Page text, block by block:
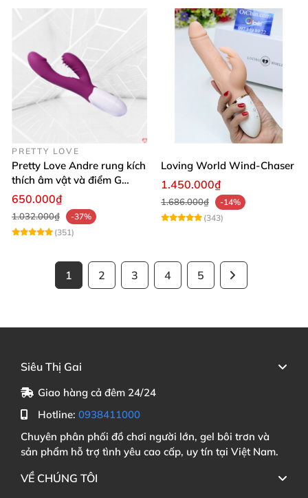
PRETTY LOVE
Pretty Love Andre rung kích
thích âm vật và điểm G
mạnh mẽ
650.000₫
1.032.000₫
-37%
(351)
Loving World Wind-Chaser
1.450.000₫
1.686.000₫
-14%
(343)
1 2 3 4 5
Siêu Thị Gai
Giao hàng cả đêm 24/24
Hotline: 0938411000
Chuyên phân phối đồ chơi người lớn, gel bôi trơn và
sản phẩm hỗ trợ tình yêu cao cấp, uy tín tại Việt Nam.
VỀ CHÚNG TÔI